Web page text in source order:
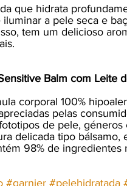
que hidrata
a pele seca e
tem um delicioso
Balm com Leite
corporal 100%
pelas
de pele, géneros
delicada tipo bálsamo,
98% de ingredientes
#garnier #pelehidratada